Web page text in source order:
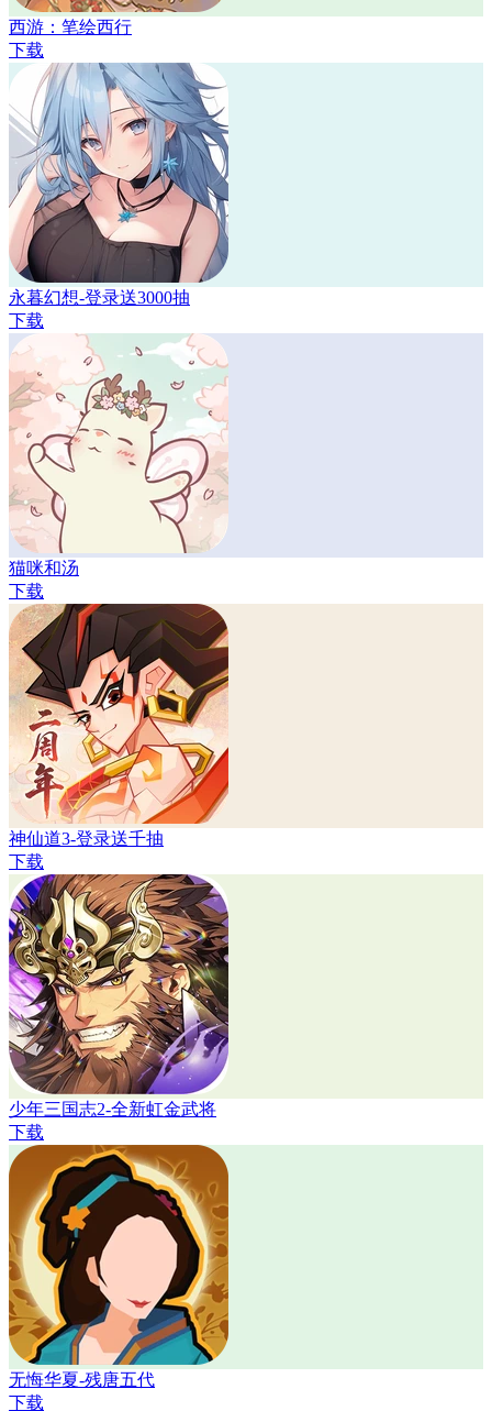
西游：笔绘西行
下载
永暮幻想-登录送3000抽
下载
猫咪和汤
下载
神仙道3-登录送千抽
下载
少年三国志2-全新虹金武将
下载
无悔华夏-残唐五代
下载